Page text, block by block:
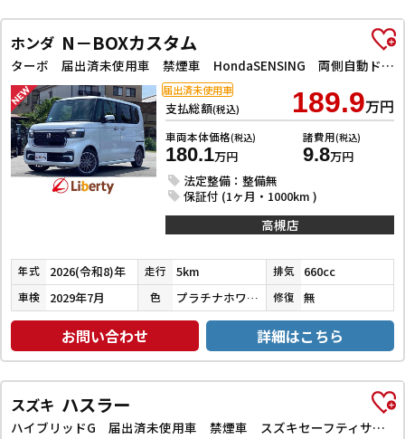
ホンダ N－BOXカスタム
ターボ 届出済未使用車 禁煙車 HondaSENSING 両側自動ドア アダプティブクルーズコントロール 電子パーキング 革巻きステアリング パドルシフト 前席シートヒーター LEDヘッドライト スマートキー
支払総額(税込) 189.9万円
車両本体価格(税込)
180.1万円
諸費用(税込)
9.8万円
法定整備：整備無
保証付 (1ヶ月・1000km )
届出済未使用車
高槻店
年式 2026(令和8)年 走行 5km 排気 660cc
車検 2029年7月 色 プラチナホワイトパール 修復 無
お問い合わせ 詳細はこちら
スズキ ハスラー
ハイブリッドG 届出済未使用車 禁煙車 スズキセーフティサポート アダプティブクルーズコントロール LEDヘッドライト スマートキー プッシュスタート アイドリングストップ 前席シートヒーター ステアリングスイッチ